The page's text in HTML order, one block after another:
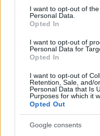
consent section.
I want to opt-out of
Personal Data.
Opted In
I want to opt-out of
Personal Data for
Opted In
I want to opt-out of
Retention, Sale, and/
Personal Data that Is
Purposes for which it
Opted Out
Google consents
CONSEJOS PARA VIAJAR